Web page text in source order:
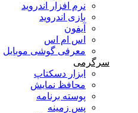
نرم افزار اندروید
بازی اندروید
آیفون
اس ام اس
معرفی گوشی موبایل
سرگرمی
ابزار دسکتاپ
محافظ نمایش
پوسته برنامه
پس زمینه